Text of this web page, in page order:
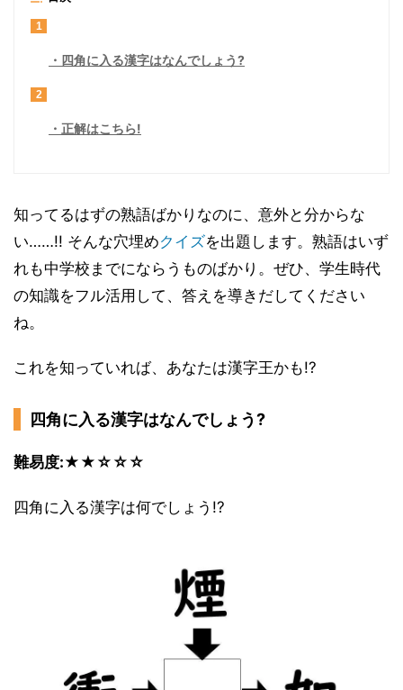
1
四角に入る漢字はなんでしょう?
2
正解はこちら!
知ってるはずの熟語ばかりなのに、意外と分からな
い……!! そんな穴埋めクイズを出題します。熟語はいず
れも中学校までにならうものばかり。ぜひ、学生時代
の知識をフル活用して、答えを導きだしてください
ね。
これを知っていれば、あなたは漢字王かも!?
四角に入る漢字はなんでしょう?
難易度:★★☆☆☆
四角に入る漢字は何でしょう!?